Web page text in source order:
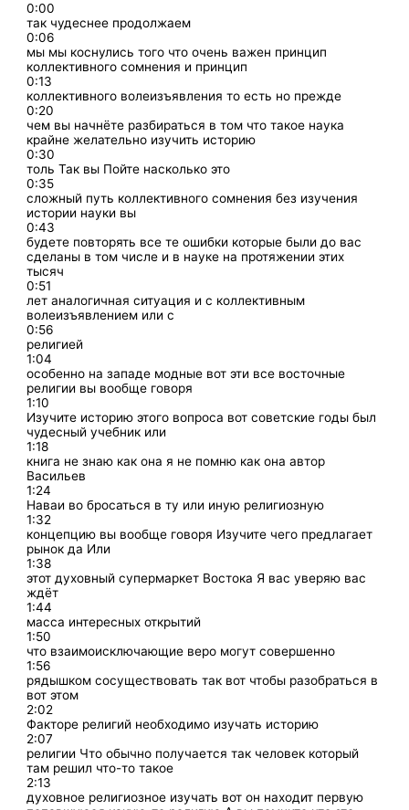
0:00
так чудеснее продолжаем
0:06
мы мы коснулись того что очень важен принцип
коллективного сомнения и принцип
0:13
коллективного волеизъявления то есть но прежде
0:20
чем вы начнёте разбираться в том что такое наука
крайне желательно изучить историю
0:30
толь Так вы Пойте насколько это
0:35
сложный путь коллективного сомнения без изучения
истории науки вы
0:43
будете повторять все те ошибки которые были до вас
сделаны в том числе и в науке на протяжении этих
тысяч
0:51
лет аналогичная ситуация и с коллективным
волеизъявлением или с
0:56
религией
1:04
особенно на западе модные вот эти все восточные
религии вы вообще говоря
1:10
Изучите историю этого вопроса вот советские годы был
чудесный учебник или
1:18
книга не знаю как она я не помню как она автор
Васильев
1:24
Наваи во бросаться в ту или иную религиозную
1:32
концепцию вы вообще говоря Изучите чего предлагает
рынок да Или
1:38
этот духовный супермаркет Востока Я вас уверяю вас
ждёт
1:44
масса интересных открытий
1:50
что взаимоисключающие веро могут совершенно
1:56
рядышком сосуществовать так вот чтобы разобраться в
вот этом
2:02
Факторе религий необходимо изучать историю
2:07
религии Что обычно получается так человек который
там решил что-то такое
2:13
духовное религиозное изучать вот он находит первую